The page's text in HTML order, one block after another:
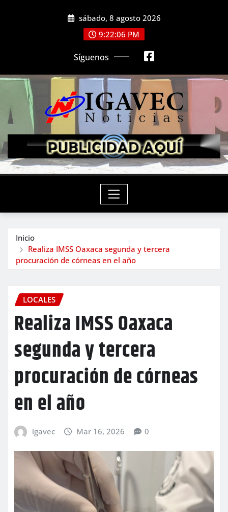
sábado, 8 agosto 2026
9:22:08 PM
Síguenos
Inicio
Realiza IMSS Oaxaca segunda y tercera
procuración de córneas en el año
LOCALES
Realiza IMSS Oaxaca
segunda y tercera
procuración de córneas
en el año
igavec Mar 16, 2026 0